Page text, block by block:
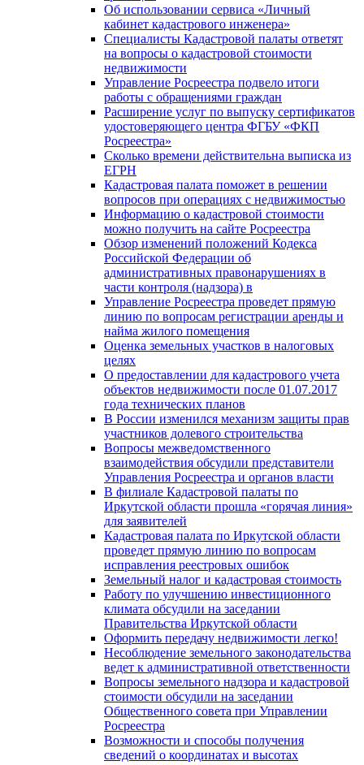
Об использовании сервиса «Личный
кабинет кадастрового инженера»
Специалисты Кадастровой палаты ответят
на вопросы о кадастровой стоимости
недвижимости
Управление Росреестра подвело итоги
работы с обращениями граждан
Расширение услуг по выпуску сертификатов
удостоверяющего центра ФГБУ «ФКП
Росреестра»
Сколько времени действительна выписка из
ЕГРН
Кадастровая палата поможет в решении
вопросов при операциях с недвижимостью
Информацию о кадастровой стоимости
можно получить на сайте Росреестра
Обзор изменений положений Кодекса
Российской Федерации об
административных правонарушениях в
части контроля (надзора) в
Управление Росреестра проведет прямую
линию по вопросам регистрации аренды и
найма жилого помещения
Оценка земельных участков в налоговых
целях
О предоставлении для кадастрового учета
объектов недвижимости после 01.07.2017
года технических планов
В России изменился механизм защиты прав
участников долевого строительства
Вопросы межведомственного
взаимодействия обсудили представители
Управления Росреестра и органов власти
В филиале Кадастровой палаты по
Иркутской области прошла «горячая линия»
для заявителей
Кадастровая палата по Иркутской области
проведет прямую линию по вопросам
исправления реестровых ошибок
Земельный налог и кадастровая стоимость
Работу по улучшению инвестиционного
климата обсудили на заседании
Правительства Иркутской области
Оформить передачу недвижимости легко!
Несоблюдение земельного законодательства
ведет к административной ответственности
Вопросы земельного надзора и кадастровой
стоимости обсудили на заседании
Общественного совета при Управлении
Росреестра
Возможности и способы получения
сведений о координатах и высотах